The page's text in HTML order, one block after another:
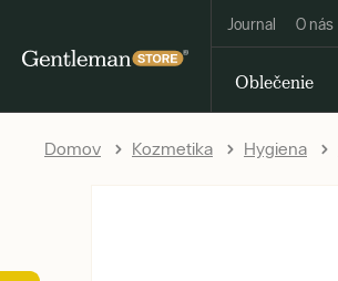
Journal O nás
Oblečenie
Domov Kozmetika Hygiena